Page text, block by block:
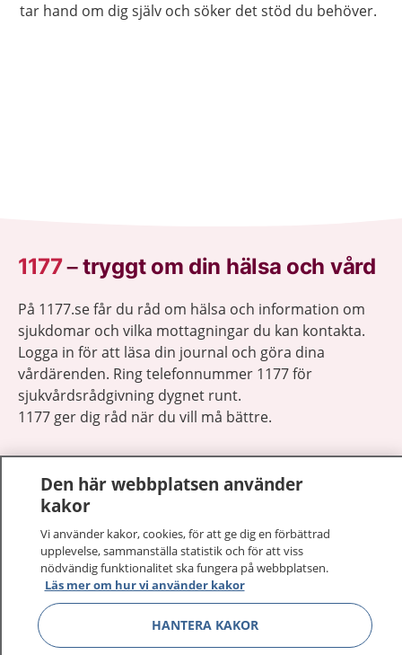
tar hand om dig själv och söker det stöd du behöver.
1177–tryggt om din hälsa och vård
På 1177.se får du råd om hälsa och information om
sjukdomar och vilka mottagningar du kan kontakta.
Logga in för att läsa din journal och göra dina
vårdärenden. Ring telefonnummer 1177 för
sjukvårdsrådgivning dygnet runt.
1177 ger dig råd när du vill må bättre.
1177 på flera språk
Om 1177
Kontakt Visa
Den här webbplatsen använder
kakor
Vi använder kakor, cookies, för att ge dig en förbättrad
upplevelse, sammanställa statistik och för att viss
nödvändig funktionalitet ska fungera på webbplatsen.
Läs mer om hur vi använder kakor
HANTERA KAKOR